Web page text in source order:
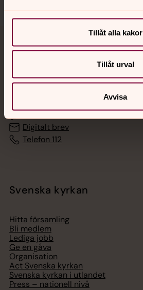
Tillåt alla kakor
Tillåt urval
Avvisa
Jourhavande präst
med en präst på kvällar och nätter.
Chatt
Digitalt brev
Telefon 112
Svenska kyrkan
Hitta församling
Bli medlem
Lediga jobb
Ge en gåva
Organisation
Act Svenska kyrkan
Svenska kyrkan i utlandet
Press – nationell nivå